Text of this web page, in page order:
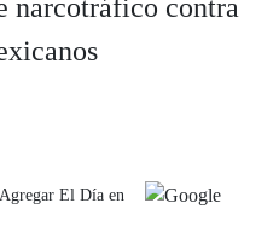
narcotráfico contra
Agregar El Día en